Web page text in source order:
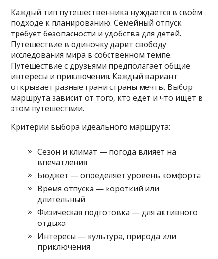
Каждый тип путешественника нуждается в своём
подходе к планированию. Семейный отпуск
требует безопасности и удобства для детей.
Путешествие в одиночку дарит свободу
исследования мира в собственном темпе.
Путешествие с друзьями предполагает общие
интересы и приключения. Каждый вариант
открывает разные грани страны мечты. Выбор
маршрута зависит от того‚ кто едет и что ищет в
этом путешествии.
Критерии выбора идеального маршрута:
Сезон и климат — погода влияет на
впечатления
Бюджет — определяет уровень комфорта
Время отпуска — короткий или
длительный
Физическая подготовка — для активного
отдыха
Интересы — культура‚ природа или
приключения